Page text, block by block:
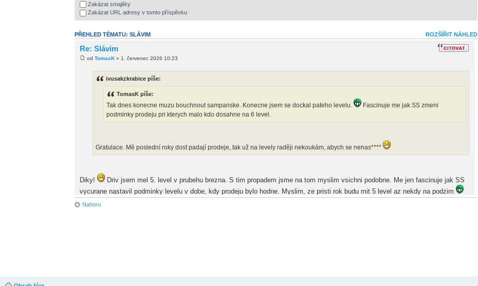
Zakázat smajlíky
Zakázat URL adresy v tomto příspěvku
ROZŠÍŘIT NÁHLED
PŘEHLED TÉMATU: SLÁVIM
Re: Slávim
od TomasK » 1. červenec 2026 10:23
ivusakzkrabice píše:
TomasK píše:
Tak dnes konecne muzu bouchnout sampanske. Konecne jsem se dockal pateho levelu.
Fascinuje me jak SS zmeni
podminky prodeju pri kterych malo kdo dosahne na 6 level.
Gratulace. Mě poslední roky dost padají prodeje, tak už na levely raději nekoukám, abych se nenas****
Diky!
Driv jsem mel 5. level v prubehu brezna. S tim propadem jsme na tom myslim vsichni podobne. Me jen fascinuje jak SS
vycurane nastavil podminky levelu v dobe, kdy prodeju bylo hodne. Myslim, ze pristi rok budu mit 5 level az nekdy na podzim
Re: Slávim
Nahoru